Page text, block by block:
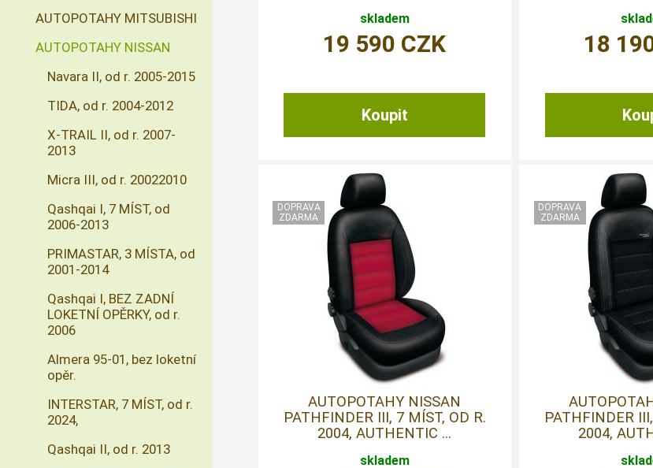
skladem
19 590 CZK 18
AUTOPOTAHY NISSAN
PATHFINDER III, 7 MÍST, OD R.
2004, AUTHENTIC ...
skladem
PATHFINDER
2004,
AUTOPOTAHY MITSUBISHI
AUTOPOTAHY NISSAN
Navara II, od r. 2005-2015
TIDA, od r. 2004-2012
X-TRAIL II, od r. 2007-
2013
Micra III, od r. 20022010
Qashqai I, 7 MÍST, od
2006-2013
PRIMASTAR, 3 MÍSTA, od
2001-2014
Qashqai I, BEZ ZADNÍ
LOKETNÍ OPĚRKY, od r.
2006
Almera 95-01, bez loketní
opěr.
INTERSTAR, 7 MÍST, od r.
2024,
Qashqai II, od r. 2013